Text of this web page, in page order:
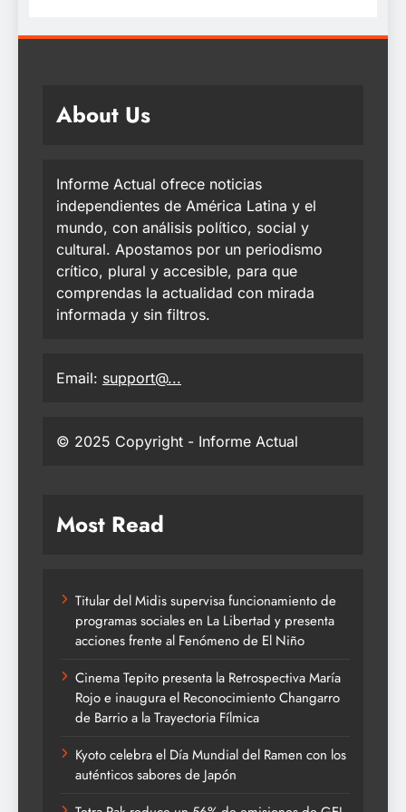
About Us
Informe Actual ofrece noticias
independientes de América Latina y el
mundo, con análisis político, social y
cultural. Apostamos por un periodismo
crítico, plural y accesible, para que
comprendas la actualidad con mirada
informada y sin filtros.
Email: support@...
© 2025 Copyright - Informe Actual
Most Read
Titular del Midis supervisa funcionamiento de
programas sociales en La Libertad y presenta
acciones frente al Fenómeno de El Niño
Cinema Tepito presenta la Retrospectiva María
Rojo e inaugura el Reconocimiento Changarro
de Barrio a la Trayectoria Fílmica
Kyoto celebra el Día Mundial del Ramen con los
auténticos sabores de Japón